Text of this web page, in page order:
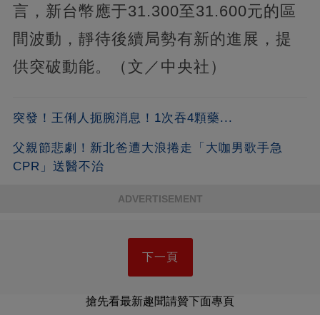
言，新台幣應于31.300至31.600元的區
間波動，靜待後續局勢有新的進展，提
供突破動能。（文／中央社）
突發！王俐人扼腕消息！1次吞4顆藥...
父親節悲劇！新北爸遭大浪捲走「大咖男歌手急
CPR」送醫不治
ADVERTISEMENT
下一頁
搶先看最新趣聞請贊下面專頁